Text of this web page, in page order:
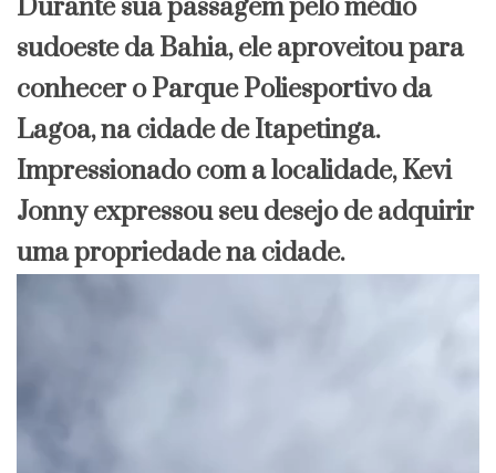
Durante sua passagem pelo médio
sudoeste da Bahia, ele aproveitou para
conhecer o Parque Poliesportivo da
Lagoa, na cidade de Itapetinga.
Impressionado com a localidade, Kevi
Jonny expressou seu desejo de adquirir
uma propriedade na cidade.